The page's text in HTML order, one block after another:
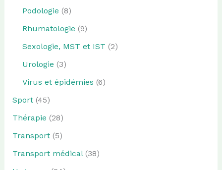
Podologie (8)
Rhumatologie (9)
Sexologie, MST et IST (2)
Urologie (3)
Virus et épidémies (6)
Sport(45)
Thérapie (28)
Transport(5)
Transport médical(38)